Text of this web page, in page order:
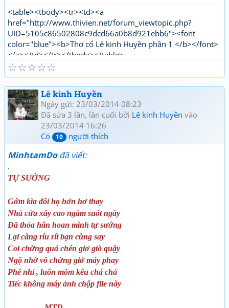
<table><tbody><tr><td><a
href="http://www.thivien.net/forum_viewtopic.php?
UID=5105c86502808c9dcd66a0b8d921ebb6"><font
color="blue"><b>Thơ cổ Lê kinh Huyền phần 1 </b></font>
</a></td></tr></tbody></table>
"http://www.thivien.net/forum_viewtopic.php?
UID=bkDYrcuJOSk9GouaL4BqFQ"><font color="red">
<b>Thơ mới Lê kinh Huyền phần 1</b></font></a></td>
</tr></tbody></table>[/html]
☆
☆
☆
☆
☆
Lê kinh Huyền
Ngày gửi: 23/03/2014 08:23
Đã sửa 3 lần, lần cuối bởi Lê kinh Huyền vào
23/03/2014 16:26
Có
10 người thích
MinhtamDođã viết:
.
TỰ SƯỚNG
Gớm kìa đôi họ hởn hơ thay
Nhà cửa xây cao ngắm suốt ngày
Đã thỏa hân hoan mình tự sướng
Lại càng ríu rít bạn cùng say
Coi chừng quá chén giơ giò quậy
Ngộ nhỡ vô chừng giở máy phay
Phê nhỉ , luôn mồm kêu chá chá
Tiếc không máy ảnh chộp file này